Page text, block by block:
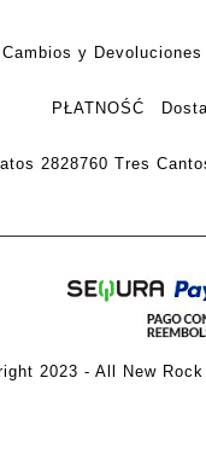
Cambios y Devoluciones
PŁATNOŚĆ
2828760 Tres
2023 - All New